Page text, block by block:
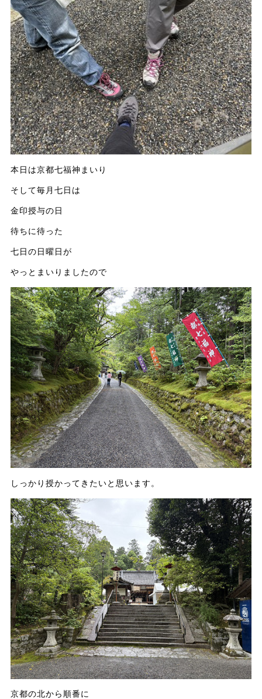
本日は京都七福神まいり
そして毎月七日は
金印授与の日
待ちに待った
七日の日曜日が
やっとまいりましたので
しっかり授かってきたいと思います。
京都の北から順番に